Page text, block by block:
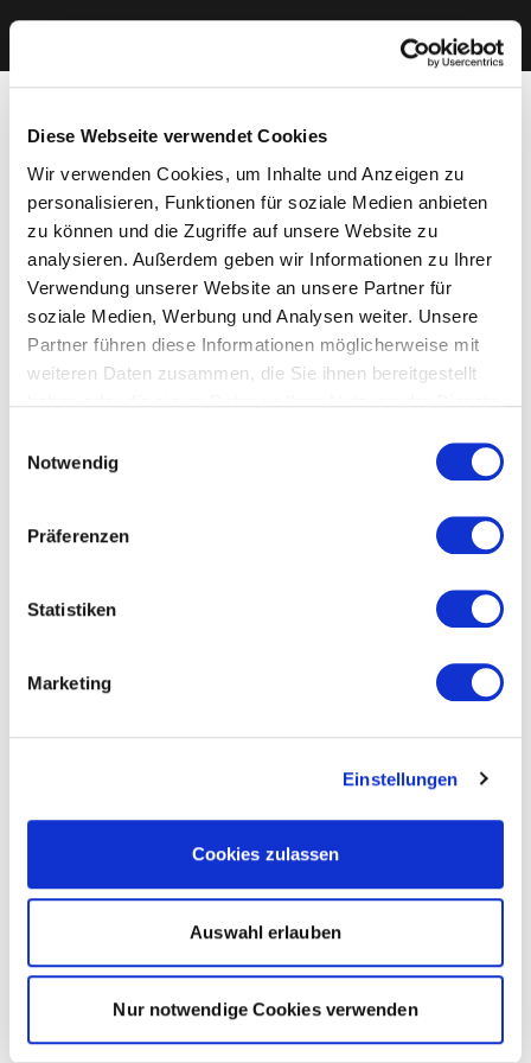
Diese Webseite verwendet Cookies
Wir verwenden Cookies, um Inhalte und Anzeigen zu
personalisieren, Funktionen für soziale Medien anbieten
zu können und die Zugriffe auf unsere Website zu
analysieren. Außerdem geben wir Informationen zu Ihrer
Verwendung unserer Website an unsere Partner für
soziale Medien, Werbung und Analysen weiter. Unsere
Partner führen diese Informationen möglicherweise mit
weiteren Daten zusammen, die Sie ihnen bereitgestellt
Cookies, wenn Sie unsere Webseite weiterhin nutzen.
Notwendig
Präferenzen
Statistiken
Marketing
Einstellungen
Cookies zulassen
Auswahl erlauben
Nur notwendige Cookies verwenden